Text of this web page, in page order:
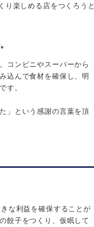
り楽しめる店をつくろうと
コンビニやスーパーから
込んで食材を確保し、明
す。
」という感謝の言葉を頂
な利益を確保することが
餃子をつくり、仮眠して